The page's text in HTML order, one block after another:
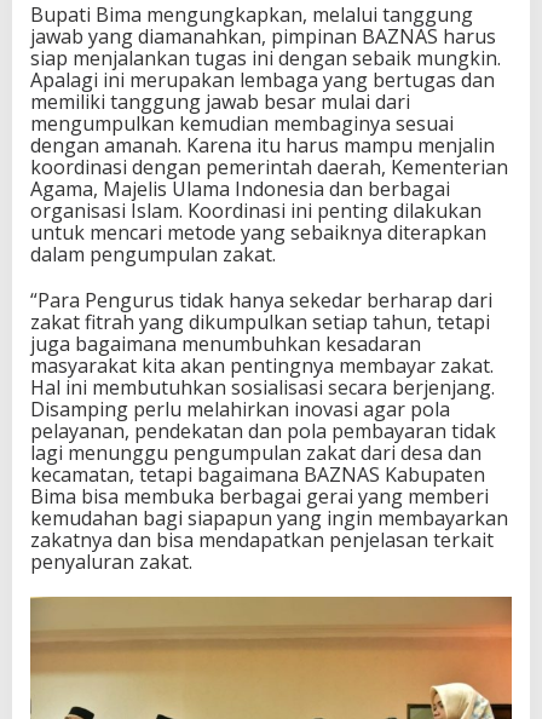
Bupati Bima mengungkapkan, melalui tanggung
jawab yang diamanahkan, pimpinan BAZNAS harus
siap menjalankan tugas ini dengan sebaik mungkin.
Apalagi ini merupakan lembaga yang bertugas dan
memiliki tanggung jawab besar mulai dari
mengumpulkan kemudian membaginya sesuai
dengan amanah. Karena itu harus mampu menjalin
koordinasi dengan pemerintah daerah, Kementerian
Agama, Majelis Ulama Indonesia dan berbagai
organisasi Islam. Koordinasi ini penting dilakukan
untuk mencari metode yang sebaiknya diterapkan
dalam pengumpulan zakat.
“Para Pengurus tidak hanya sekedar berharap dari
zakat fitrah yang dikumpulkan setiap tahun, tetapi
juga bagaimana menumbuhkan kesadaran
masyarakat kita akan pentingnya membayar zakat.
Hal ini membutuhkan sosialisasi secara berjenjang.
Disamping perlu melahirkan inovasi agar pola
pelayanan, pendekatan dan pola pembayaran tidak
lagi menunggu pengumpulan zakat dari desa dan
kecamatan, tetapi bagaimana BAZNAS Kabupaten
Bima bisa membuka berbagai gerai yang memberi
kemudahan bagi siapapun yang ingin membayarkan
zakatnya dan bisa mendapatkan penjelasan terkait
penyaluran zakat.